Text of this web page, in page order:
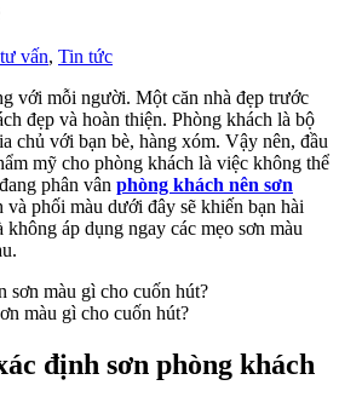
vấn, Tin tức
với mỗi người. Một căn nhà đẹp trước
đẹp và hoàn thiện. Phòng khách là bộ
chủ với bạn bè, hàng xóm. Vậy nên, đầu
mỹ cho phòng khách là việc không thể
phân vân phòng khách nên sơn
và phối màu dưới đây sẽ khiến bạn hài
áp dụng ngay các mẹo sơn màu
màu gì cho cuốn hút?
định sơn phòng khách